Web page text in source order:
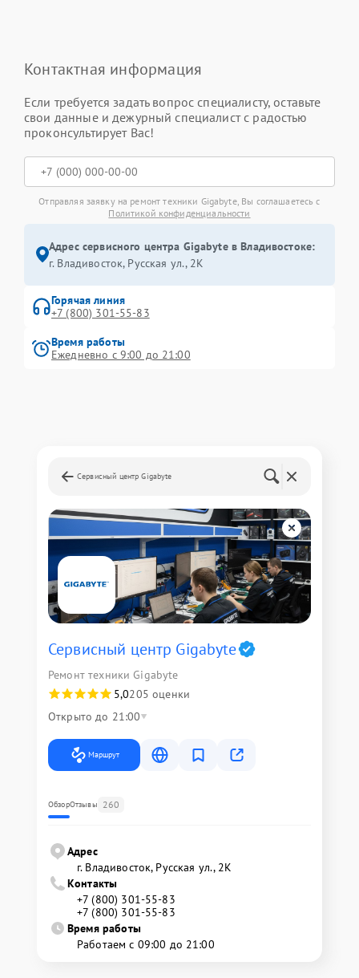
Контактная информация
Если требуется задать вопрос специалисту, оставьте
свои данные и дежурный специалист с радостью
проконсультирует Вас!
Отправляя заявку на ремонт техники Gigabyte, Вы соглашаетесь с
Политикой конфиденциальности
Адрес сервисного центра Gigabyte в Владивостоке:
г. Владивосток, Русская ул., 2К
Горячая линия
+7 (800) 301-55-83
Время работы
Ежедневно с 9:00 до 21:00
Сервисный центр Gigabyte
Сервисный центр Gigabyte
Ремонт техники Gigabyte
5,0205 оценки
Открыто до 21:00
Маршрут
ОбзорОтзывы 260
Адрес
г. Владивосток, Русская ул., 2К
Контакты
+7 (800) 301-55-83
+7 (800) 301-55-83
Время работы
Работаем с 09:00 до 21:00